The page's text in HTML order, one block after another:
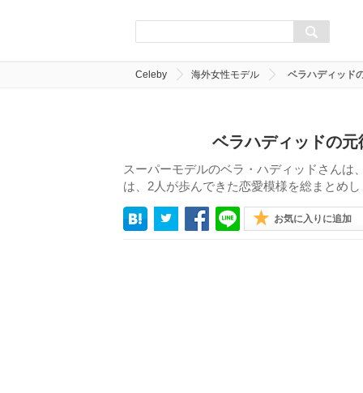
Celeby 海外女性モデル ベラハディッド
ベラハディッドの
スーパーモデルのベラ・ハディッドさんは
は、2人が歩んできた恋愛模様を総まとめ
お気に入りに追加